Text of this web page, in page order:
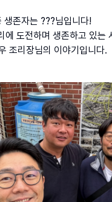
생존자는 ???님입니다!
도전하며 생존하고 있는
조리장님의 이야기입니다.